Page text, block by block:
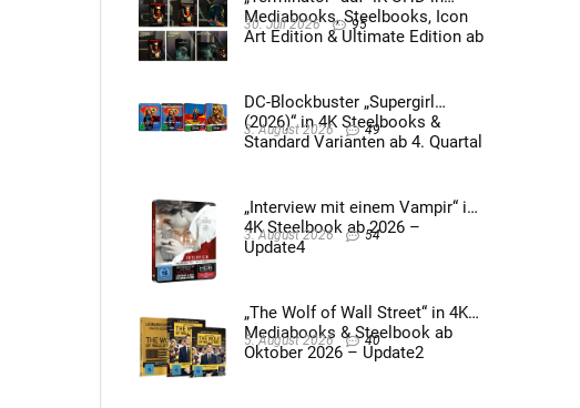
Mediabooks, Steelbooks, Icon
Art Edition & Ultimate Edition ab
30. Juli 2026 95
DC-Blockbuster „Supergirl
(2026)“ in 4K Steelbooks &
Standard Varianten ab 4. Quartal
3. August 2026 49
„Interview mit einem Vampir“ im
4K Steelbook ab 2026 –
Update4
3. August 2026 54
„The Wolf of Wall Street“ in 4K
Mediabooks & Steelbook ab
Oktober 2026 – Update2
5. August 2026 40